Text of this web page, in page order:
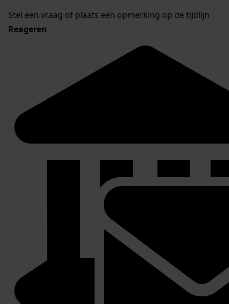
Stel een vraag of plaats een opmerking op de tijdlijn
Reageren